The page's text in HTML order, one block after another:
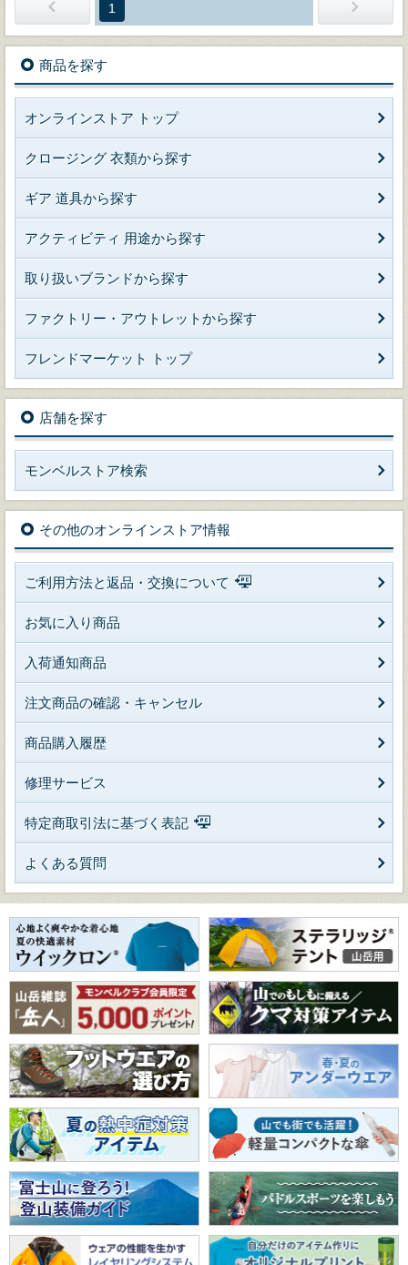
1
商品を探す
オンラインストア トップ
クロージング 衣類から探す
ギア 道具から探す
アクティビティ 用途から探す
取り扱いブランドから探す
ファクトリー・アウトレットから探す
フレンドマーケット トップ
店舗を探す
モンベルストア検索
その他のオンラインストア情報
ご利用方法と返品・交換について
お気に入り商品
入荷通知商品
注文商品の確認・キャンセル
商品購入履歴
修理サービス
特定商取引法に基づく表記
よくある質問